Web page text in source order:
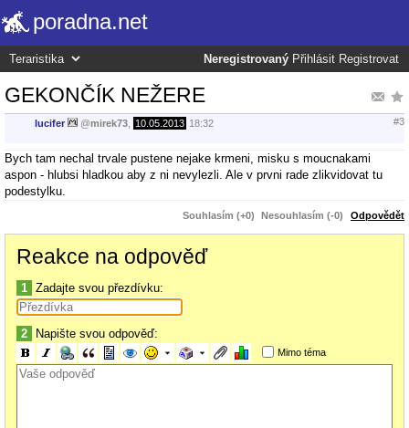
poradna.net
Neregistrovaný Přihlásit Registrovat
GEKONČÍK NEŽERE
lucifer @mirek73 10.05.2013 18:32 #3
Bych tam nechal trvale pustene nejake krmeni, misku s moucnakami
aspon - hlubsi hladkou aby z ni nevylezli. Ale v prvni rade zlikvidovat tu
podestylku.
Souhlasím (+0) Nesouhlasím (-0) Odpovědět
Reakce na odpověď
1 Zadajte svou přezdívku:
2 Napište svou odpověď:
Mimo téma